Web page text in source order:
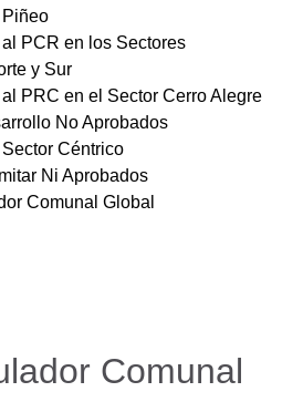
PCR en los Sectores
y Sur
PRC en el Sector Cerro Alegre
No Aprobados
Céntrico
Ni Aprobados
Comunal Global
Comunal